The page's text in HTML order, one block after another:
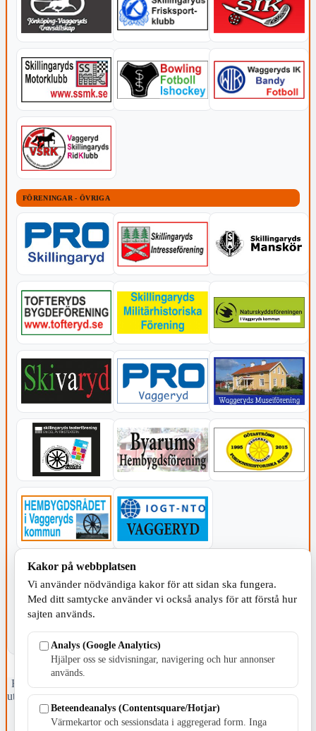
FÖRENINGAR - ÖVRIGA
KOMMUNEN
Fristående webbtidningsföretag grundat 1991 som sedan 2002 ger
ut tidningen Skillingaryd.nu och 2010 lanserades Värnamo.nu. Från
april 2026 omfattar Skillingaryd.nu tre kommuner: Gnosjö,
Värnamo och Vaggeryds kommun.
Kakor på webbplatsen
Vi använder nödvändiga kakor för att sidan ska fungera.
Med ditt samtycke använder vi också analys för att förstå hur
sajten används.
Analys (Google Analytics)
Hjälper oss se sidvisningar, navigering och hur annonser
används.
Beteendeanalys (Contentsquare/Hotjar)
Värmekartor och sessionsdata i aggregerad form. Inga